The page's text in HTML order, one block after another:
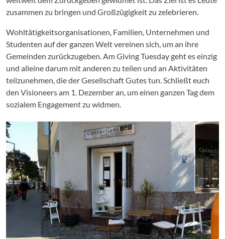
zusammen zu bringen und Großzügigkeit zu zelebrieren.
Wohltätigkeitsorganisationen, Familien, Unternehmen und
Studenten auf der ganzen Welt vereinen sich, um an ihre
Gemeinden zurückzugeben. Am Giving Tuesday geht es einzig
und alleine darum mit anderen zu teilen und an Aktivitäten
teilzunehmen, die der Gesellschaft Gutes tun. Schließt euch
den Visioneers am 1. Dezember an, um einen ganzen Tag dem
sozialem Engagement zu widmen.